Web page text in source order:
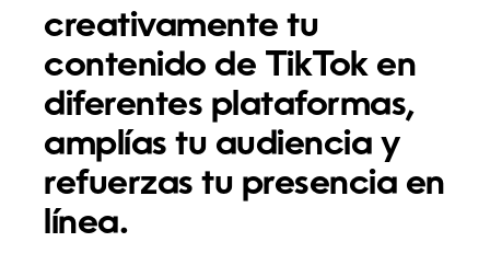
creativamente tu
contenido de TikTok en
diferentes plataformas,
amplías tu audiencia y
refuerzas tu presencia en
línea.